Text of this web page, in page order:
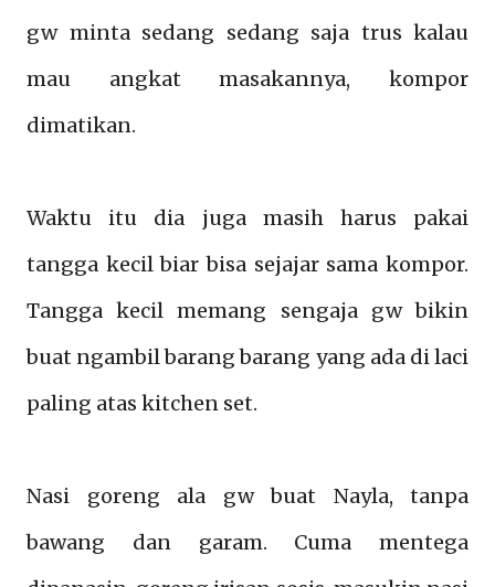
gw minta sedang sedang saja trus kalau
mau angkat masakannya, kompor
dimatikan.
Waktu itu dia juga masih harus pakai
tangga kecil biar bisa sejajar sama kompor.
Tangga kecil memang sengaja gw bikin
buat ngambil barang barang yang ada di laci
paling atas kitchen set.
Nasi goreng ala gw buat Nayla, tanpa
bawang dan garam. Cuma mentega